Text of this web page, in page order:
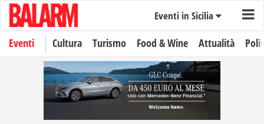
Eventi in Sicilia
Eventi Cultura Turismo Food & Wine Attualità